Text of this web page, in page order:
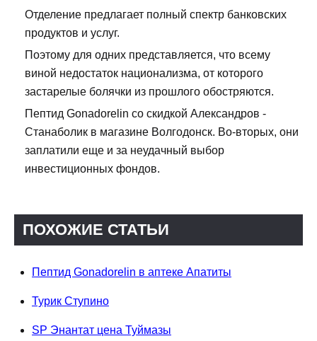
Отделение предлагает полный спектр банковских
продуктов и услуг.
Поэтому для одних представляется, что всему
виной недостаток национализма, от которого
застарелые болячки из прошлого обостряются.
Пептид Gonadorelin со скидкой Александров -
Станаболик в магазине Волгодонск. Во-вторых, они
заплатили еще и за неудачный выбор
инвестиционных фондов.
ПОХОЖИЕ СТАТЬИ
Пептид Gonadorelin в аптеке Апатиты
Турик Ступино
SP Энантат цена Туймазы